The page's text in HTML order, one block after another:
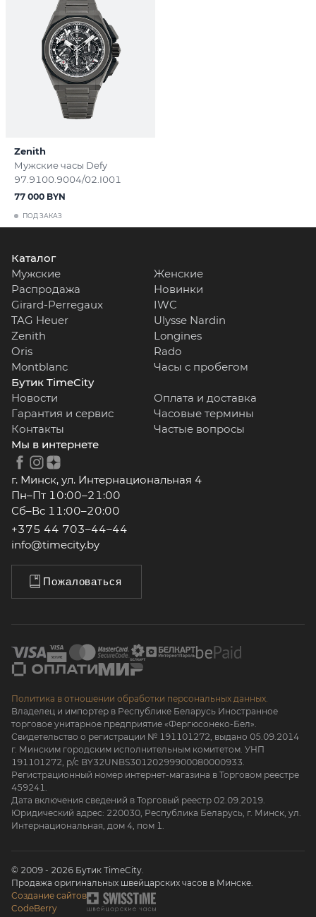
Zenith
Мужские часы Defy
97.9100.9004/02.I001
ПОД ЗАКАЗ
77 000 BYN
Каталог
Мужские
Женские
Распродажа
Новинки
Girard-Perregaux
IWC
TAG Heuer
Ulysse Nardin
Zenith
Longines
Oris
Rado
Montblanc
Часы с пробегом
Бутик TimeCity
Новости
Оплата и доставка
Гарантия и сервис
Часовые термины
Контакты
Частые вопросы
Мы в интернете
г. Минск, ул. Интернациональная 4
Пн–Пт 10:00–21:00
Сб–Вс 11:00–20:00
+375 44 703–44–44
info@timecity.by
Пожаловаться
Политика в отношении обработки персональных данных.
Владелец и импортер в Республике Беларусь Иностранное
торговое унитарное предприятие «Фергюсонеко-Бел».
Свидетельство о регистрации № 191101272, выдано 05.09.2014
г. Минским городским исполнительным комитетом. УНП
191101272, р/с BY32UNBS30120299900080000933.
Регистрационный номер интернет-магазина в Торговом реестре
459241.
Дата включения сведений в Торговый реестр 02.09.2019.
Юридический адрес: 220030, Республика Беларусь, г. Минск, ул.
Интернациональная, дом 4, пом 1.
© 2009 - 2026 Бутик TimeCity.
Продажа оригинальных швейцарских часов в Минске.
Создание сайтов
CodeBerry